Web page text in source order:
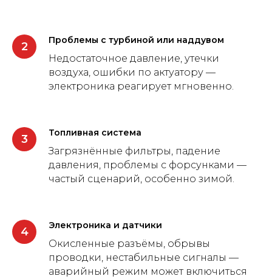
Проблемы с турбиной или наддувом
Недостаточное давление, утечки
воздуха, ошибки по актуатору —
электроника реагирует мгновенно.
Топливная система
Загрязнённые фильтры, падение
давления, проблемы с форсунками —
частый сценарий, особенно зимой.
Электроника и датчики
Окисленные разъёмы, обрывы
проводки, нестабильные сигналы —
аварийный режим может включиться